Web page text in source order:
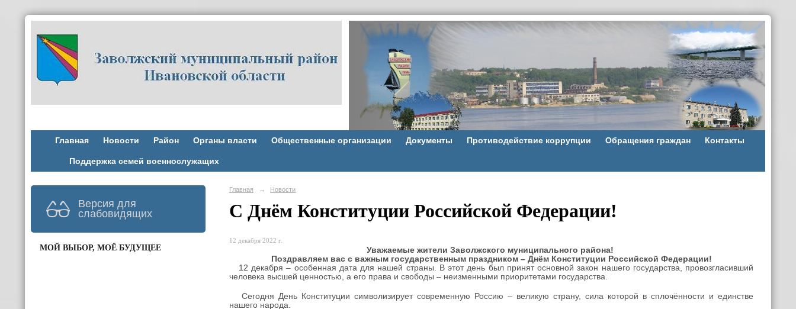
Главная Новости Район Органы власти Общественные организации Документы Противодействие коррупции Обращения граждан Контакты
Поддержка семей военнослужащих
Версия для
слабовидящих
МОЙ ВЫБОР, МОЁ БУДУЩЕЕ
Главная → Новости
С Днём Конституции Российской Федерации!
12 декабря 2022 г.
Уважаемые жители Заволжского муниципального района!
Поздравляем вас с важным государственным праздником – Днём Конституции Российской Федерации!
12 декабря – особенная дата для нашей страны. В этот день был принят основной закон нашего государства, провозгласивший
человека высшей ценностью, а его права и свободы – неизменными приоритетами государства.
Сегодня День Конституции символизирует современную Россию – великую страну, сила которой в сплочённости и единстве
нашего народа.